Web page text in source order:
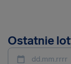
Ostatnie
dd.mm.rrrr